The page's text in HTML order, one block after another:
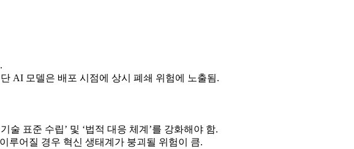
AI 모델은 배포 시점에 상시 폐쇄 위험에 노출됨.
술 표준 수립’ 및 ‘법적 대응 체계’를 강화해야 함.
루어질 경우 혁신 생태계가 붕괴될 위험이 큼.